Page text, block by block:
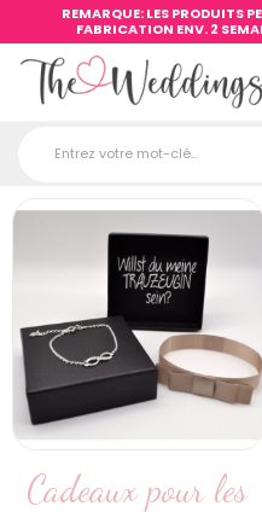
REMARQUE: LES PRODUITS
FABRICATION ENV. 2
Cadeaux pour les